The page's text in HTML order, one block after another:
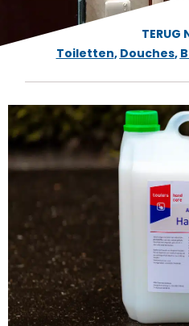
TERUG
Toiletten, Douches,